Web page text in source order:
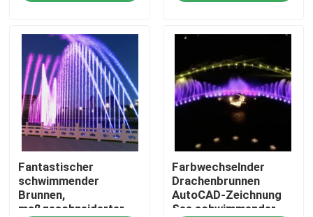
Kontakt
Referenzen
sich hin- und herbewegender Brunnen
Wasserbrunnen
musikalischer Brunnen
Fantastischer
schwimmender
Brunnen,
maßgeschneiderter
Farbwechselnder
Drachenbrunnen
AutoCAD-Zeichnung
See schwimmender